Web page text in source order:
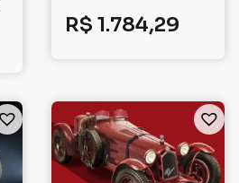
R$ 1.784,29